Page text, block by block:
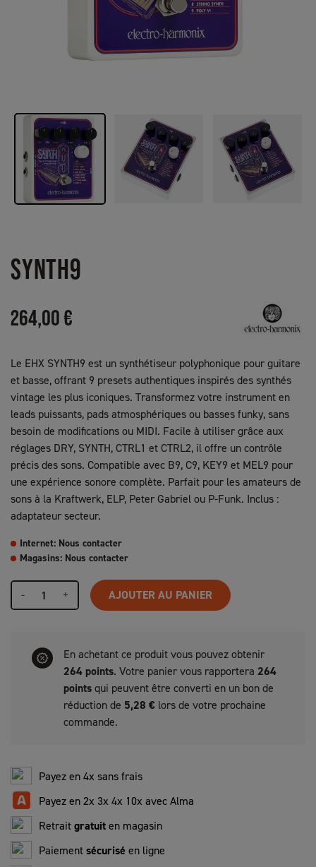
SYNTH9
264,00 €
Le EHX SYNTH9 est un synthétiseur polyphonique pour guitare
et basse, offrant 9 presets authentiques inspirés des synthés
vintage les plus iconiques. Transformez votre instrument en
leads puissants, pads atmosphériques ou basses funky, sans
besoin de modifications ou MIDI. Facile à utiliser grâce aux
réglages DRY, SYNTH, CTRL1 et CTRL2, il offre un contrôle
précis des sons. Compatible avec B9, C9, KEY9 et MEL9 pour
une expérience sonore complète. Parfait pour les amateurs de
sons à la Kraftwerk, ELP, Peter Gabriel ou P-Funk. Inclus :
adaptateur secteur.
Internet: Nous contacter
Magasins: Nous contacter
- + AJOUTER AU PANIER
En achetant ce produit vous pouvez obtenir
264 points. Votre panier vous rapportera 264
pointsqui peuvent être converti en un bon de
réduction de 5,28 €lors de votre prochaine
commande.
Payez en 4x sans frais
Payez en 2x 3x 4x 10x avec Alma
Retraitgratuiten magasin
Paiementsécurisé en ligne